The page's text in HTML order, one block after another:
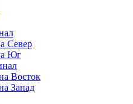
Север
Юг
Восток
Запад